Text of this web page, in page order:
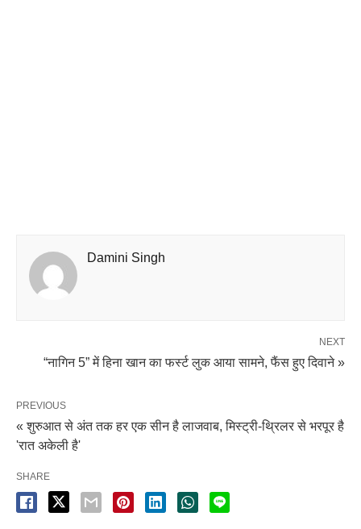
Damini Singh
NEXT
“नागिन 5” में हिना खान का फर्स्ट लुक आया सामने, फैंस हुए दिवाने »
PREVIOUS
« शुरुआत से अंत तक हर एक सीन है लाजवाब, मिस्ट्री-थ्रिलर से भरपूर है
'रात अकेली है'
SHARE